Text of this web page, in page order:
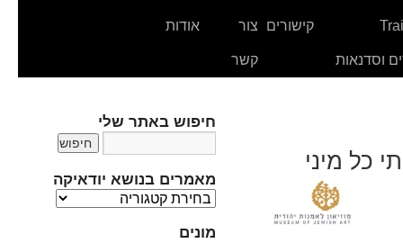
וסדנאות
קישורים צור
קשר
אודות
כל מיני
חיפוש באתר שלי
מאמרים בנושא יודאיקה
מ
מ
מונים